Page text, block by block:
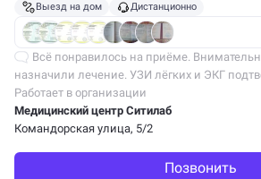
Выезд на дом Дистанционно
Всё понравилось на приёме.
назначили лечение. УЗИ лёгких и ЭКГ
Работает в организации
Медицинский центр Ситилаб
Командорская улица, 5/2
Позвонить